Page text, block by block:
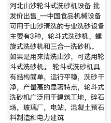
河北山沙轮斗式洗砂机设备 批
发价出售_—中国食品机械设备
可用于山沙清洗的专业洗砂设备
主要有3种，轮斗式洗砂机、螺
旋式洗砂机和三合一洗砂机。
如果是用来清洗山沙，可选用轮
斗式洗砂机。 轮斗式洗砂机具
有结构简单，运行平稳，洗砂干
净，产量高的显著特点，轮斗式
洗砂机广泛用于建筑工地，碎石
场，玻璃厂，电站，混凝土预石
料制造和电力建筑